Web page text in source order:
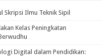
Skripsi Ilmu Teknik Sipil
Kelas Peningkatan
Digital dalam Pendidikan: